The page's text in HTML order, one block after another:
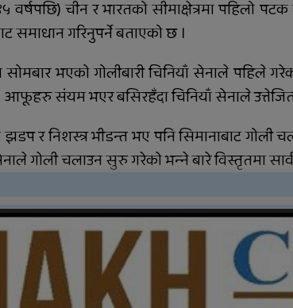
वर्षपछि) चीन र भारतको सीमाक्षेत्रमा पहिलो
समाधान गरिनुपर्ने बताएको छ ।
भएको गोलीबारी चिनियाँ सेनाले पहिले
आफूहरु संयम भएर बसिरहँदा चिनियाँ सेनाले
र निशस्त्र भीडन्त भए पनि सिमानाबाट गोली
गोली चलाउन सुरु गरेको भन्‍ने बारे विस्तृतमा